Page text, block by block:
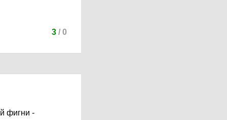
3/ 0
фигни -